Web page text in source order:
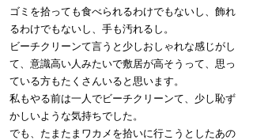
ゴミを拾っても食べられるわけでもないし、飾れ
るわけでもないし、手も汚れるし。
ビーチクリーンて言うと少しおしゃれな感じがし
て、意識高い人みたいで敷居が高そうって、思っ
ている方もたくさんいると思います。
私もやる前は一人でビーチクリーンて、少し恥ず
かしいような気持ちでした。
でも、たまたまワカメを拾いに行こうとしたあの